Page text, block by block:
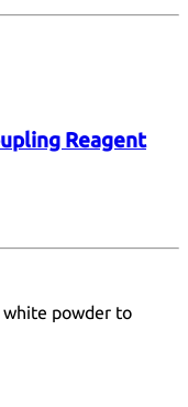
Reagent
powder to